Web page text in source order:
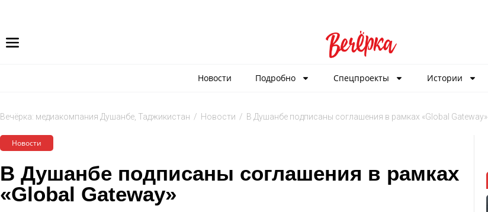
Новости Подробно Спецпроекты Истории
Вечёрка: медиакомпания Душанбе, Таджикистан / Новости / В Душанбе подписаны соглашения в рамках «Global Gateway»
Новости
В Душанбе подписаны соглашения в рамках
«Global Gateway»